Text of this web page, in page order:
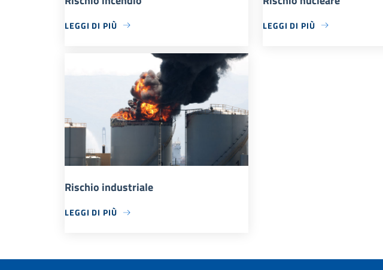
LEGGI DI PIÙ LEGGI DI PIÙ
Rischio industriale
LEGGI DI PIÙ